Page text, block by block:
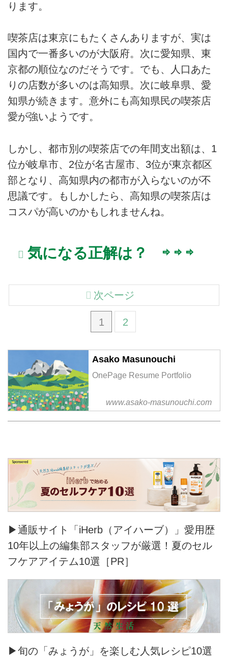
ります。
喫茶店は東京にもたくさんありますが、実は
国内で一番多いのが大阪府。次に愛知県、東
京都の順位なのだそうです。でも、人口あた
りの店数が多いのは高知県。次に岐阜県、愛
知県が続きます。意外にも高知県民の喫茶店
愛が強いようです。
しかし、都市別の喫茶店での年間支出額は、1
位が岐阜市、2位が名古屋市、3位が東京都区
部となり、高知県内の都市が入らないのが不
思議です。もしかしたら、高知県の喫茶店は
コスパが高いのかもしれませんね。
気になる正解は？ ⇨ ⇨ ⇨
1 2
次ページ
Asako Masunouchi
OnePage Resume Portfolio
www.asako-masunouchi.com
▶通販サイト「iHerb（アイハーブ）」愛用歴
10年以上の編集部スタッフが厳選！夏のセル
フケアアイテム10選［PR］
▶旬の「みょうが」を楽しむ人気レシピ10選